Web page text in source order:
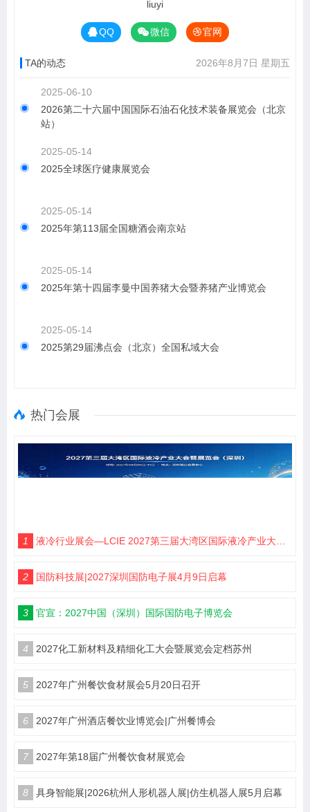
liuyi
QQ 微信 官网
TA的动态 2026年8月7日 星期五
2025-06-10
2026第二十六届中国国际石油石化技术装备展览会（北京
站）
2025-05-14
2025全球医疗健康展览会
2025-05-14
2025年第113届全国糖酒会南京站
2025-05-14
2025年第十四届李曼中国养猪大会暨养猪产业博览会
2025-05-14
2025第29届沸点会（北京）全国私域大会
热门会展
1 液冷行业展会—LCIE 2027第三届大湾区国际液冷产业大会暨展览会（深圳）
2 国防科技展|2027深圳国防电子展4月9日启幕
3 官宣：2027中国（深圳）国际国防电子博览会
4 2027化工新材料及精细化工大会暨展览会定档苏州
5 2027年广州餐饮食材展会5月20日召开
6 2027年广州酒店餐饮业博览会|广州餐博会
7 2027年第18届广州餐饮食材展览会
8 具身智能展|2026杭州人形机器人展|仿生机器人展5月启幕